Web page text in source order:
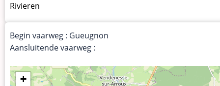
Rivieren
Begin vaarweg : Gueugnon
Aansluitende vaarweg :
+